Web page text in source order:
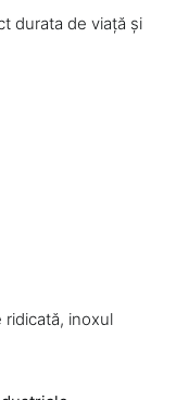
durata de viață și
ridicată, inoxul